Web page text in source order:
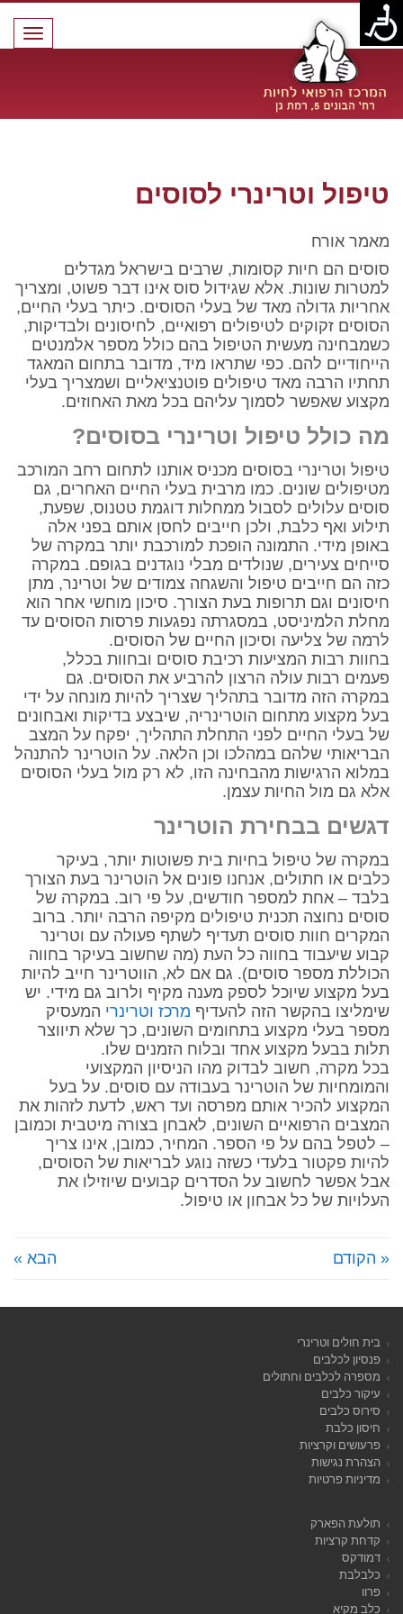
טיפול וטרינרי לסוסים
מאמר אורח
סוסים הם חיות קסומות, שרבים בישראל מגדלים
למטרות שונות. אלא שגידול סוס אינו דבר פשוט, ומצריך
אחריות גדולה מאד של בעלי הסוסים. כיתר בעלי החיים,
הסוסים זקוקים לטיפולים רפואיים, לחיסונים ולבדיקות,
כשמבחינה מעשית הטיפול בהם כולל מספר אלמנטים
הייחודיים להם. כפי שתראו מיד, מדובר בתחום המאגד
תחתיו הרבה מאד טיפולים פוטנציאליים ושמצריך בעלי
מקצוע שאפשר לסמוך עליהם בכל מאת האחוזים.
מה כולל טיפול וטרינרי בסוסים?
טיפול וטרינרי בסוסים מכניס אותנו לתחום רחב המורכב
מטיפולים שונים. כמו מרבית בעלי החיים האחרים, גם
סוסים עלולים לסבול ממחלות דוגמת טטנוס, שפעת,
תילוע ואף כלבת, ולכן חייבים לחסן אותם בפני אלה
באופן מידי. התמונה הופכת למורכבת יותר במקרה של
סייחים צעירים, שנולדים מבלי נוגדנים בגופם. במקרה
כזה הם חייבים טיפול והשגחה צמודים של וטרינר, מתן
חיסונים וגם תרופות בעת הצורך. סיכון מוחשי אחר הוא
מחלת הלמיניסט, במסגרתה נפגעות פרסות הסוסים עד
לרמה של צליעה וסיכון החיים של הסוסים.
בחוות רבות המציעות רכיבת סוסים ובחוות בכלל,
פעמים רבות עולה הרצון להרביע את הסוסים. גם
במקרה הזה מדובר בתהליך שצריך להיות מונחה על ידי
בעל מקצוע מתחום הוטרינריה, שיבצע בדיקות ואבחונים
של בעלי החיים לפני התחלת התהליך, יפקח על המצב
הבריאותי שלהם במהלכו וכן הלאה. על הוטרינר להתנהל
במלוא הרגישות מהבחינה הזו, לא רק מול בעלי הסוסים
אלא גם מול החיות עצמן.
דגשים בבחירת הוטרינר
במקרה של טיפול בחיות בית פשוטות יותר, בעיקר
כלבים או חתולים, אנחנו פונים אל הוטרינר בעת הצורך
בלבד – אחת למספר חודשים, על פי רוב. במקרה של
סוסים נחוצה תכנית טיפולים מקיפה הרבה יותר. ברוב
המקרים חוות סוסים תעדיף לשתף פעולה עם וטרינר
קבוע שיעבוד בחווה כל העת (מה שחשוב בעיקר בחווה
הכוללת מספר סוסים). גם אם לא, הווטרינר חייב להיות
בעל מקצוע שיוכל לספק מענה מקיף ולרוב גם מידי. יש
שימליצו בהקשר הזה להעדיף מרכז וטרינרי המעסיק
מספר בעלי מקצוע בתחומים השונים, כך שלא תיווצר
תלות בבעל מקצוע אחד ובלוח הזמנים שלו.
בכל מקרה, חשוב לבדוק מהו הניסיון המקצועי
והמומחיות של הוטרינר בעבודה עם סוסים. על בעל
המקצוע להכיר אותם מפרסה ועד ראש, לדעת לזהות את
המצבים הרפואיים השונים, לאבחן בצורה מיטבית וכמובן
– לטפל בהם על פי הספר. המחיר, כמובן, אינו צריך
להיות פקטור בלעדי כשזה נוגע לבריאות של הסוסים,
אבל אפשר לחשוב על הסדרים קבועים שיוזילו את
העלויות של כל אבחון או טיפול.
« הקודם הבא »
בית חולים וטרינרי
פנסיון לכלבים
מספרה לכלבים וחתולים
עיקור כלבים
סירוס כלבים
חיסון כלבת
פרעושים וקרציות
הצהרת נגישות
מדיניות פרטיות
תולעת הפארק
קדחת קרציות
דמודקס
כלבלבת
פרוו
כלב מקיא